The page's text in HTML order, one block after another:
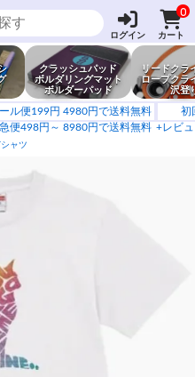
ログイン
0
カート
クラッシュパッド
ボルダリングマット
ボルダーパッド
リードクラ
ロープクラ
沢登
ール便199円 4980円で送料無料
便498円～ 8980円で送料無料
初
+レビ
ャツ